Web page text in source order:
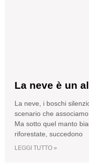
La neve è un
La neve, i boschi
scenario che
Ma sotto quel manto
riforestate, succedono
LEGGI TUTTO »